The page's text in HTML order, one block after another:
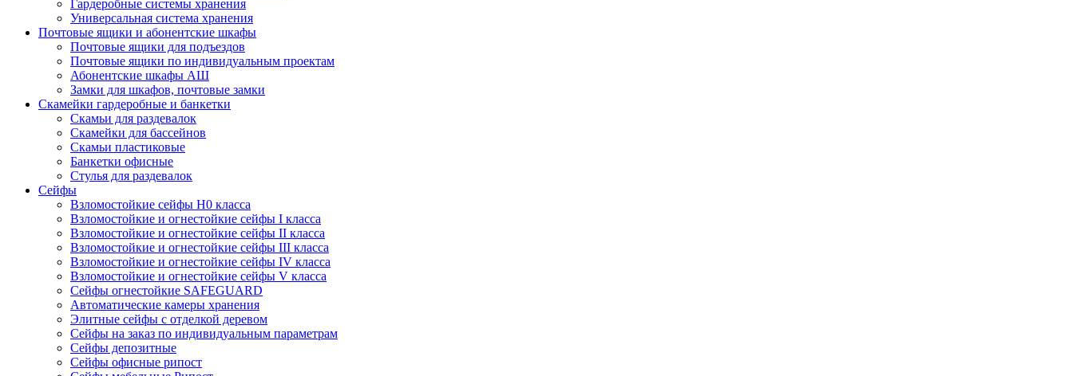
Гардеробные системы хранения
Универсальная система хранения
Почтовые ящики и абонентские шкафы
Почтовые ящики для подъездов
Почтовые ящики по индивидуальным проектам
Абонентские шкафы АШ
Замки для шкафов, почтовые замки
Скамейки гардеробные и банкетки
Скамьи для раздевалок
Скамейки для бассейнов
Скамьи пластиковые
Банкетки офисные
Стулья для раздевалок
Сейфы
Взломостойкие сейфы H0 класса
Взломостойкие и огнестойкие сейфы I класса
Взломостойкие и огнестойкие сейфы II класса
Взломостойкие и огнестойкие сейфы III класса
Взломостойкие и огнестойкие сейфы IV класса
Взломостойкие и огнестойкие сейфы V класса
Сейфы огнестойкие SAFEGUARD
Автоматические камеры хранения
Элитные сейфы с отделкой деревом
Сейфы на заказ по индивидуальным параметрам
Сейфы депозитные
Сейфы офисные рипост